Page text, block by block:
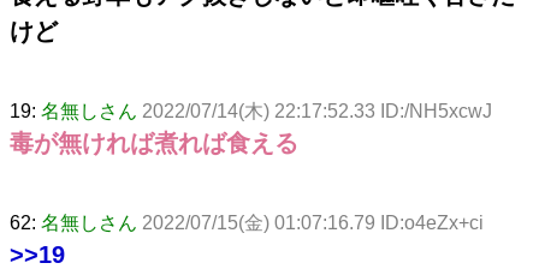
けど
19: 名無しさん 2022/07/14(木) 22:17:52.33 ID:/NH5xcwJ
毒が無ければ煮れば食える
62: 名無しさん 2022/07/15(金) 01:07:16.79 ID:o4eZx+ci
>>19